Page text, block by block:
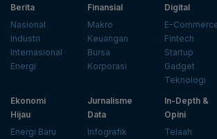
Berita
Nasional
Industri
Internasional
Energi
Finansial
Makro
Keuangan
Bursa
Korporasi
Digital
E-
Fintech
Startup
Gadget
Teknologi
Ekonomi
Hijau
Energi Baru
Jurnalisme
Data
Infografik
In-Depth &
Opini
Telaah